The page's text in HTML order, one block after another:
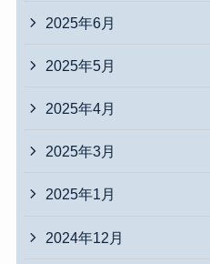
2025年6月
2025年5月
2025年4月
2025年3月
2025年1月
2024年12月